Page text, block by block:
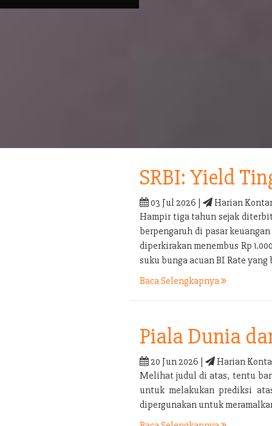
SRBI: Yield
03 Jul 2026 |
Harian
Hampir tiga tahun sejak
berpengaruh di pasar
diperkirakan menembus Rp
suku bunga acuan BI Rate yang
Baca Selengkapnya
Piala Dunia
20 Jun 2026 |
Harian
Melihat judul di atas, tentu
untuk melakukan prediksi
dipergunakan untuk